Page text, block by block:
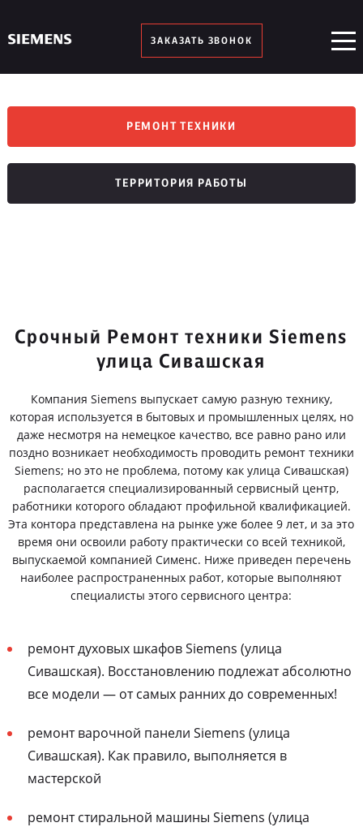
ЗАКАЗАТЬ ЗВОНОК
РЕМОНТ ТЕХНИКИ
ТЕРРИТОРИЯ РАБОТЫ
Срочный Ремонт техники Siemens
улица Сивашская
Компания Siemens выпускает самую разную технику,
которая используется в бытовых и промышленных целях, но
даже несмотря на немецкое качество, все равно рано или
поздно возникает необходимость проводить ремонт техники
Siemens; но это не проблема, потому как улица Сивашская)
располагается специализированный сервисный центр,
работники которого обладают профильной квалификацией.
Эта контора представлена на рынке уже более 9 лет, и за это
время они освоили работу практически со всей техникой,
выпускаемой компанией Сименс. Ниже приведен перечень
наиболее распространенных работ, которые выполняют
специалисты этого сервисного центра:
ремонт духовых шкафов Siemens (улица
Сивашская). Восстановлению подлежат абсолютно
все модели — от самых ранних до современных!
ремонт варочной панели Siemens (улица
Сивашская). Как правило, выполняется в
мастерской
ремонт стиральной машины Siemens (улица